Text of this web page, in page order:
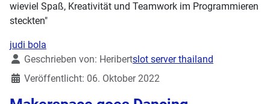
wieviel Spaß, Kreativität und Teamwork im Programmieren
steckten"
judi bola
DetailsGeschrieben von: Heribertslot server thailand
Veröffentlicht: 06. Oktober 2022